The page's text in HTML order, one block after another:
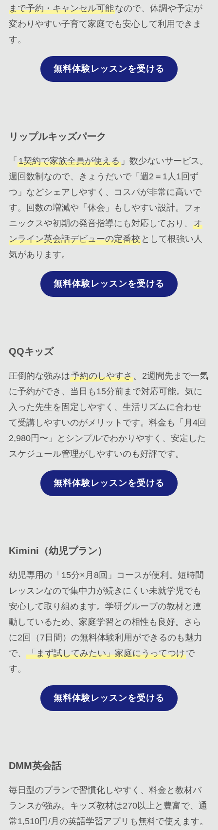
まで予約・キャンセル可能なので、体調や予定が
変わりやすい子育て家庭でも安心して利用できま
す。
無料体験レッスンを受ける
リップルキッズパーク
「 1契約で家族全員が使える」数少ないサービス。
週回数制なので、きょうだいで「週2＝1人1回ず
つ」などシェアしやすく、コスパが非常に高いで
す。回数の増減や「休会」もしやすい設計。フォ
ニックスや初期の発音指導にも対応しており、 オ
ンライン英会話デビューの定番校として根強い人
気があります。
無料体験レッスンを受ける
QQキッズ
圧倒的な強みは予約のしやすさ。2週間先まで一気
に予約ができ、当日も15分前まで対応可能。気に
入った先生を固定しやすく、生活リズムに合わせ
て受講しやすいのがメリットです。料金も「月4回
2,980円〜」とシンプルでわかりやすく、安定した
スケジュール管理がしやすいのも好評です。
無料体験レッスンを受ける
Kimini（幼児プラン）
幼児専用の「15分×月8回」コースが便利。短時間
レッスンなので集中力が続きにくい未就学児でも
安心して取り組めます。学研グループの教材と連
動しているため、家庭学習との相性も良好。さら
に2回（7日間）の無料体験利用ができるのも魅力
で、 「まず試してみたい」家庭にうってつけで
す。
無料体験レッスンを受ける
DMM英会話
毎日型のプランで習慣化しやすく、料金と教材バ
ランスが強み。キッズ教材は270以上と豊富で、通
常1,510円/月の英語学習アプリも無料で使えます。